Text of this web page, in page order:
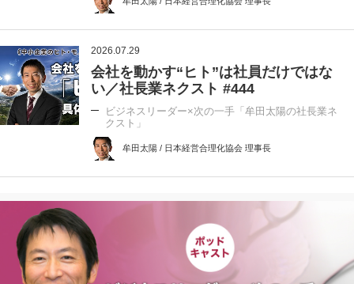
2026.07.29
会社を動かす“ヒト”は社員だけではな
い／社長業ネクスト #444
ビジネスリーダー×次の一手「牟田太陽の社長業ネ
クスト」
牟田太陽 / 日本経営合理化協会 理事長